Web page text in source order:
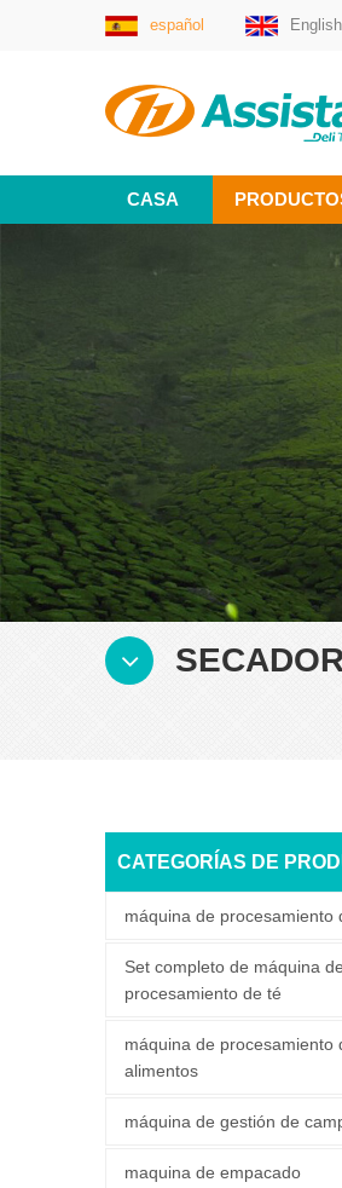
español English
CASA
CATEGORÍAS DE
máquina de procesamiento
Set completo de máquina de
procesamiento de té
máquina de procesamiento
alimentos
máquina de gestión de
maquina de empacado